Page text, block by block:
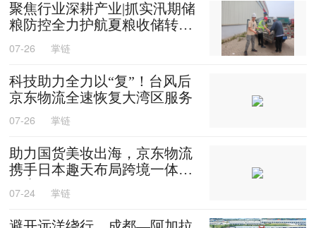
聚焦行业深耕产业|抓实汛期储
粮防控全力护航夏粮收储转运
07-26 掌链
科技助力全力以“复”！台风后
京东物流全速恢复大湾区服务
07-26 掌链
助力国货美妆出海，京东物流
携手日本趣天布局跨境一体化
07-24 掌链